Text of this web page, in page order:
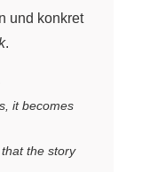
und konkret
.
it becomes
the story